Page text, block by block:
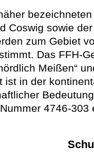
Coswig sowie
zum Gebiet
Das FFH-
Meißen“
ist in der
4746-303